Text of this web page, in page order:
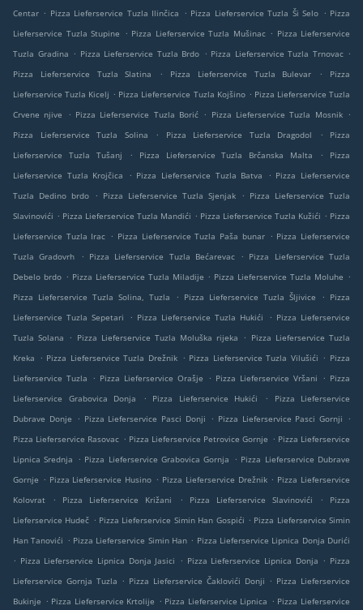
Centar . Pizza Lieferservice Tuzla Ilinčica . Pizza Lieferservice Tuzla Ši Selo . Pizza
Lieferservice Tuzla Stupine
. Pizza Lieferservice Tuzla Mušinac . Pizza Lieferservice
Tuzla Gradina . Pizza Lieferservice Tuzla Brdo . Pizza Lieferservice Tuzla Trnovac .
Pizza Lieferservice Tuzla Slatina
. Pizza Lieferservice Tuzla Bulevar .
Pizza
Lieferservice Tuzla Kicelj . Pizza Lieferservice Tuzla Kojšino . Pizza Lieferservice Tuzla
Crvene njive
. Pizza Lieferservice Tuzla Borić . Pizza Lieferservice Tuzla Mosnik .
Pizza Lieferservice Tuzla Solina
. Pizza Lieferservice Tuzla Dragodol .
Pizza
Lieferservice Tuzla Tušanj
. Pizza Lieferservice Tuzla Brčanska Malta .
Pizza
Lieferservice Tuzla Krojčica
. Pizza Lieferservice Tuzla Batva . Pizza Lieferservice
Tuzla Dedino brdo
. Pizza Lieferservice Tuzla Sjenjak . Pizza Lieferservice Tuzla
Slavinovići . Pizza Lieferservice Tuzla Mandići . Pizza Lieferservice Tuzla Kužići . Pizza
Lieferservice Tuzla Irac . Pizza Lieferservice Tuzla Paša bunar . Pizza Lieferservice
Tuzla Gradovrh
. Pizza Lieferservice Tuzla Bećarevac . Pizza Lieferservice Tuzla
Debelo brdo . Pizza Lieferservice Tuzla Miladije . Pizza Lieferservice Tuzla Moluhe .
Pizza Lieferservice Tuzla Solina, Tuzla
. Pizza Lieferservice Tuzla Šljivice . Pizza
Lieferservice Tuzla Sepetari
. Pizza Lieferservice Tuzla Hukići . Pizza Lieferservice
Tuzla Solana
. Pizza Lieferservice Tuzla Moluška rijeka . Pizza Lieferservice Tuzla
Kreka
. Pizza Lieferservice Tuzla Drežnik . Pizza Lieferservice Tuzla Vilušići . Pizza
Lieferservice Tuzla
. Pizza Lieferservice Orašje . Pizza Lieferservice Vršani . Pizza
Lieferservice Grabovica Donja
. Pizza Lieferservice Hukići .
Pizza Lieferservice
Dubrave Donje
. Pizza Lieferservice Pasci Donji . Pizza Lieferservice Pasci Gornji
.
Pizza Lieferservice Rasovac . Pizza Lieferservice Petrovice Gornje . Pizza Lieferservice
Lipnica Srednja
. Pizza Lieferservice Grabovica Gornja . Pizza Lieferservice Dubrave
Gornje . Pizza Lieferservice Husino . Pizza Lieferservice Drežnik . Pizza Lieferservice
Kolovrat
. Pizza Lieferservice Križani . Pizza Lieferservice Slavinovići .
Pizza
Lieferservice Hudeč . Pizza Lieferservice Simin Han Gospići . Pizza Lieferservice Simin
Han Tanovići . Pizza Lieferservice Simin Han . Pizza Lieferservice Lipnica Donja Durići
. Pizza Lieferservice Lipnica Donja Jasici . Pizza Lieferservice Lipnica Donja . Pizza
Lieferservice Gornja Tuzla . Pizza Lieferservice Čaklovići Donji . Pizza Lieferservice
Bukinje . Pizza Lieferservice Krtolije . Pizza Lieferservice Lipnica . Pizza Lieferservice